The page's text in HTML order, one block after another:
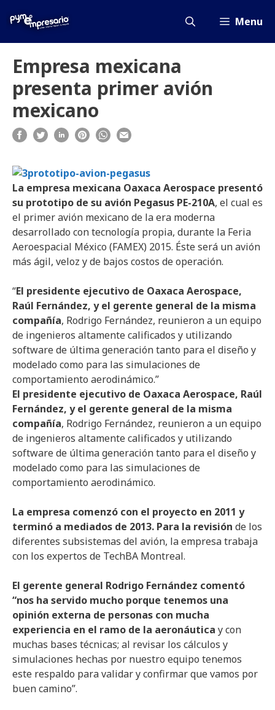
Menu
Empresa mexicana
presenta primer avión
mexicano
La empresa mexicana Oaxaca Aerospace presentó
su prototipo de su avión Pegasus PE-210A, el cual es
el primer avión mexicano de la era moderna
desarrollado con tecnología propia, durante la Feria
Aeroespacial México (FAMEX) 2015. Éste será un avión
más ágil, veloz y de bajos costos de operación.
“El presidente ejecutivo de Oaxaca Aerospace,
Raúl Fernández, y el gerente general de la misma
compañía, Rodrigo Fernández, reunieron a un equipo
de ingenieros altamente calificados y utilizando
software de última generación tanto para el diseño y
modelado como para las simulaciones de
comportamiento aerodinámico.”
El presidente ejecutivo de Oaxaca Aerospace, Raúl
Fernández, y el gerente general de la misma
compañía, Rodrigo Fernández, reunieron a un equipo
de ingenieros altamente calificados y utilizando
software de última generación tanto para el diseño y
modelado como para las simulaciones de
comportamiento aerodinámico.
La empresa comenzó con el proyecto en 2011 y
terminó a mediados de 2013. Para la revisión de los
diferentes subsistemas del avión, la empresa trabaja
con los expertos de TechBA Montreal.
El gerente general Rodrigo Fernández comentó
“nos ha servido mucho porque tenemos una
opinión externa de personas con mucha
experiencia en el ramo de la aeronáutica y con
muchas bases técnicas; al revisar los cálculos y
simulaciones hechas por nuestro equipo tenemos
este respaldo para validar y confirmar que vamos por
buen camino”.